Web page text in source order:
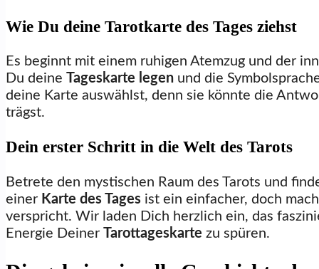
Wie Du deine Tarotkarte des Tages ziehst
Es beginnt mit einem ruhigen Atemzug und der
Du deine Tageskarte legen und die
deine Karte auswählst, denn sie könnte die
trägst.
Dein erster Schritt in die Welt des Tarots
Betrete den mystischen Raum des Tarots und
einer Karte des Tages ist ein einfacher, doch
verspricht. Wir laden Dich herzlich ein, das
Energie Deiner Tarottageskarte zu spüren.